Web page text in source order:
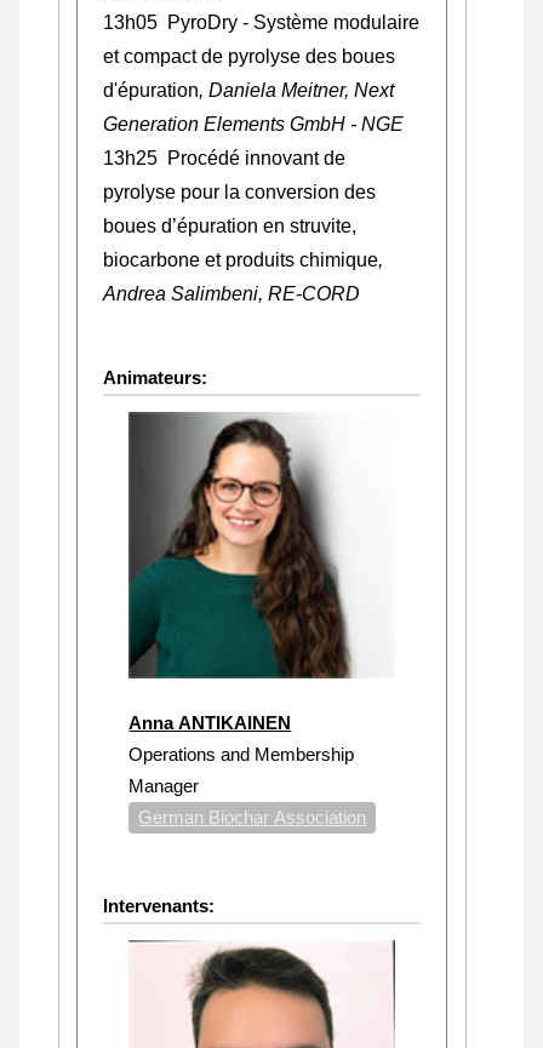
13h05 PyroDry - Système modulaire
et compact de pyrolyse des boues
d'épuration, Daniela Meitner, Next
Generation Elements GmbH - NGE
13h25 Procédé innovant de
pyrolyse pour la conversion des
boues d’épuration en struvite,
biocarbone et produits chimique,
Andrea Salimbeni, RE-CORD
Animateurs:
Anna ANTIKAINEN
Operations and Membership
Manager
German Biochar Association
Intervenants: